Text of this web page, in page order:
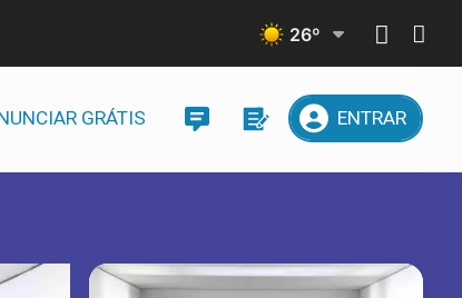
26º
GRÁTIS ENTRAR